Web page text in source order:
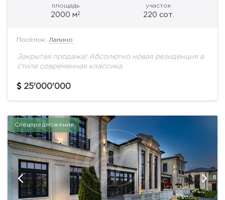
площадь
2000 м2
участок
220 сот.
Посёлок: Лапино
Закрытая продажа! Абсолютно новая резиденция в
стиле современная классика.
25'000'000
Спецпредложение